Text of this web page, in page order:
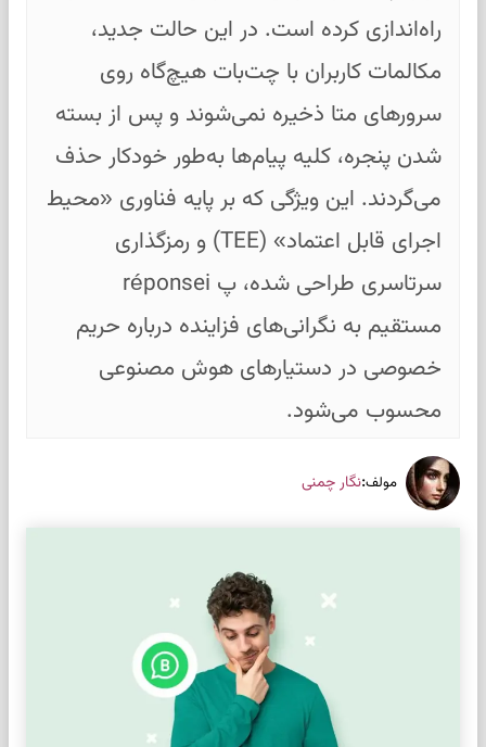
راه‌اندازی کرده است. در این حالت جدید،
مکالمات کاربران با چت‌بات هیچ‌گاه روی
سرورهای متا ذخیره نمی‌شوند و پس از بسته
شدن پنجره، کلیه پیام‌ها به‌طور خودکار حذف
می‌گردند. این ویژگی که بر پایه فناوری «محیط
اجرای قابل اعتماد» (TEE) و رمزگذاری
سرتاسری طراحی شده، پ réponsei
مستقیم به نگرانی‌های فزاینده درباره حریم
خصوصی در دستیارهای هوش مصنوعی
محسوب می‌شود.
مولف:نگار چمنی